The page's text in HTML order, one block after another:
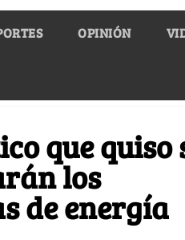
OPINIÓN
que quiso
los
de energía